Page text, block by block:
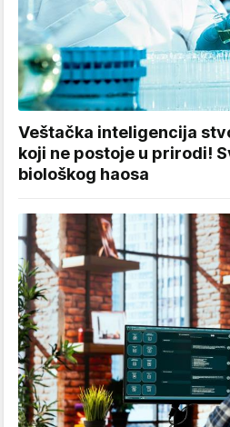
Veštačka inteligencija
koji ne postoje u prirodi!
biološkog haosa